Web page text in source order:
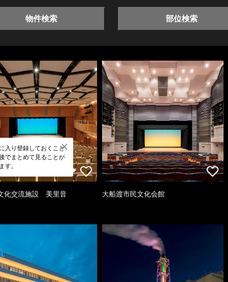
物件検索 部位検索
入り登録しておくこと
でまとめて見ることが
す。
化交流施設 美里音 大船渡市民文化会館